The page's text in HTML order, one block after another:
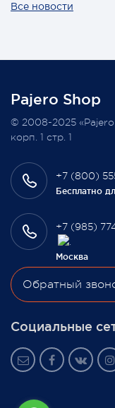
Всегда Ваш, Pajero
3 февраля 2022
Все новости
Pajero Shop
+7 (800)
Бесплатно
+7 (985)
Москва
Обратный
Социальные
© 2008-2025
корп. 1 стр. 1